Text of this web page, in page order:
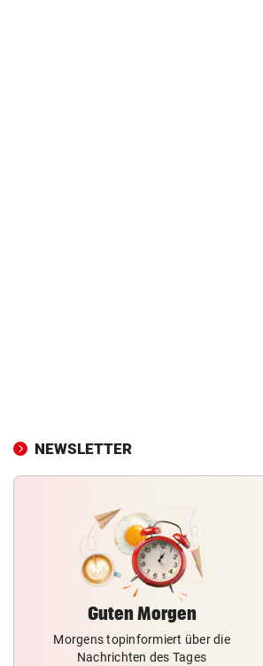
NEWSLETTER
Guten Morgen
Morgens topinformiert über die
Nachrichten des Tages